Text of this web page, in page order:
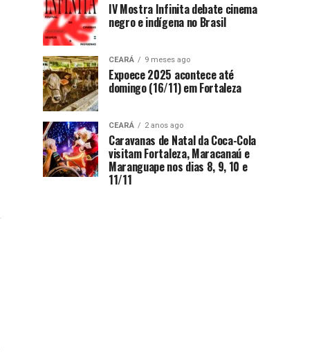
IV Mostra Infinita debate cinema
negro e indígena no Brasil
CEARÁ 9 meses ago
Expoece 2025 acontece até
domingo (16/11) em Fortaleza
CEARÁ 2 anos ago
Caravanas de Natal da Coca-Cola
visitam Fortaleza, Maracanaú e
Maranguape nos dias 8, 9, 10 e
11/11